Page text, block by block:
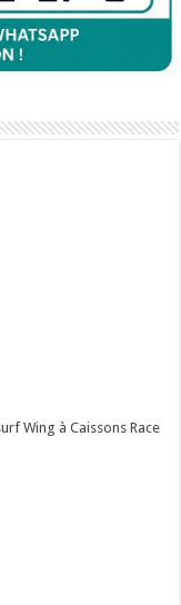
Wing à Caissons Race